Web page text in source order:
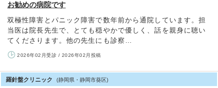
お勧めの病院です
双極性障害とパニック障害で数年前から通院しています。担
当医は院長先生で、とても穏やかで優しく、話を親身に聴い
てくださります。他の先生にも診察…
2026年02月受診 / 2026年02月投稿
羅針盤クリニック (静岡県・静岡市葵区)